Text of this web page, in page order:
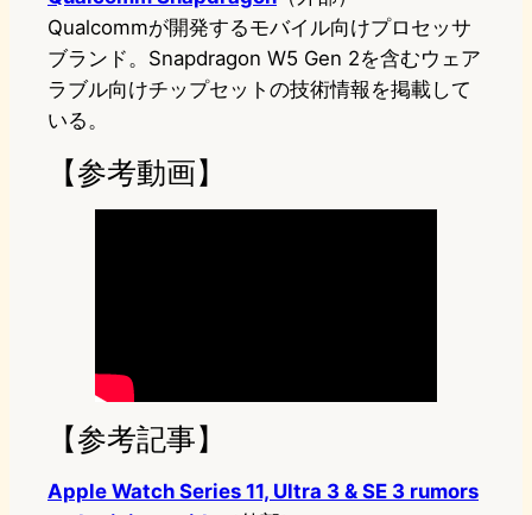
Qualcommが開発するモバイル向けプロセッサ
ブランド。Snapdragon W5 Gen 2を含むウェア
ラブル向けチップセットの技術情報を掲載して
いる。
【参考動画】
【参考記事】
Apple Watch Series 11, Ultra 3 & SE 3 rumors